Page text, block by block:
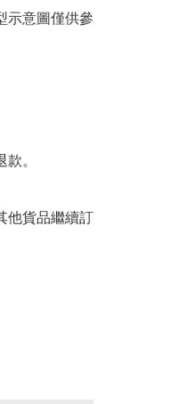
示意圖僅供參
。
他貨品繼續訂